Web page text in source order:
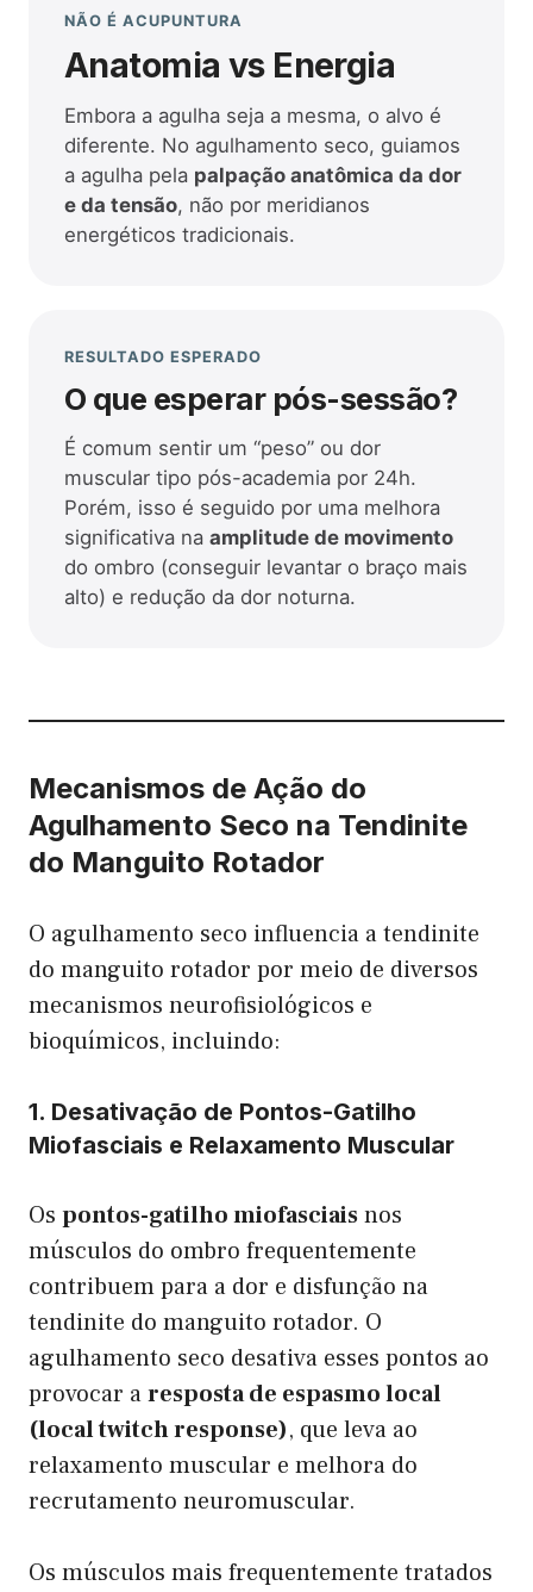
NÃO É ACUPUNTURA
Anatomia vs Energia
Embora a agulha seja a mesma, o alvo é
diferente. No agulhamento seco, guiamos
a agulha pela palpação anatômica da dor
e da tensão, não por meridianos
energéticos tradicionais.
RESULTADO ESPERADO
O que esperar pós-sessão?
É comum sentir um “peso” ou dor
muscular tipo pós-academia por 24h.
Porém, isso é seguido por uma melhora
significativa na amplitude de movimento
do ombro (conseguir levantar o braço mais
alto) e redução da dor noturna.
Mecanismos de Ação do
Agulhamento Seco na Tendinite
do Manguito Rotador
O agulhamento seco influencia a tendinite
do manguito rotador por meio de diversos
mecanismos neurofisiológicos e
bioquímicos, incluindo:
1. Desativação de Pontos-Gatilho
Miofasciais e Relaxamento Muscular
Os pontos-gatilho miofasciaisnos
músculos do ombro frequentemente
contribuem para a dor e disfunção na
tendinite do manguito rotador. O
agulhamento seco desativa esses pontos ao
provocar aresposta de espasmo local
(local twitch response), que leva ao
relaxamento muscular e melhora do
recrutamento neuromuscular.
Os músculos mais frequentemente tratados